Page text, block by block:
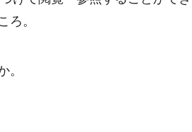
ろ。
。